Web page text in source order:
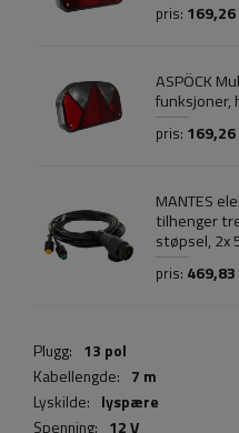
pris: 169,26
ASPÖCK
funksjoner,
pris: 169,26
MANTES
tilhenger
støpsel, 2x
pris: 469,83
Plugg: 13 pol
Kabellengde: 7 m
Lyskilde: lyspære
Spenning: 12 V